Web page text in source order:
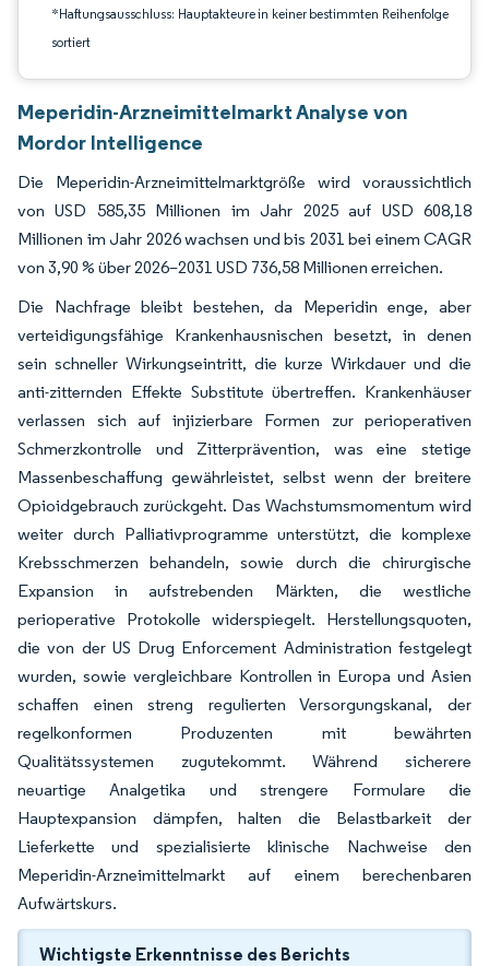
*Haftungsausschluss: Hauptakteure in keiner bestimmten Reihenfolge
sortiert
Meperidin-Arzneimittelmarkt Analyse von
Mordor Intelligence
Die Meperidin-Arzneimittelmarktgröße wird voraussichtlich
von USD 585,35 Millionen im Jahr 2025 auf USD 608,18
Millionen im Jahr 2026 wachsen und bis 2031 bei einem CAGR
von 3,90 % über 2026–2031 USD 736,58 Millionen erreichen.
Die Nachfrage bleibt bestehen, da Meperidin enge, aber
verteidigungsfähige Krankenhausnischen besetzt, in denen
sein schneller Wirkungseintritt, die kurze Wirkdauer und die
anti-zitternden Effekte Substitute übertreffen. Krankenhäuser
verlassen sich auf injizierbare Formen zur perioperativen
Schmerzkontrolle und Zitterprävention, was eine stetige
Massenbeschaffung gewährleistet, selbst wenn der breitere
Opioidgebrauch zurückgeht. Das Wachstumsmomentum wird
weiter durch Palliativprogramme unterstützt, die komplexe
Krebsschmerzen behandeln, sowie durch die chirurgische
Expansion in aufstrebenden Märkten, die westliche
perioperative Protokolle widerspiegelt. Herstellungsquoten,
die von der US Drug Enforcement Administration festgelegt
wurden, sowie vergleichbare Kontrollen in Europa und Asien
schaffen einen streng regulierten Versorgungskanal, der
regelkonformen Produzenten mit bewährten
Qualitätssystemen zugutekommt. Während sicherere
neuartige Analgetika und strengere Formulare die
Hauptexpansion dämpfen, halten die Belastbarkeit der
Lieferkette und spezialisierte klinische Nachweise den
Meperidin-Arzneimittelmarkt auf einem berechenbaren
Aufwärtskurs.
Wichtigste Erkenntnisse des Berichts